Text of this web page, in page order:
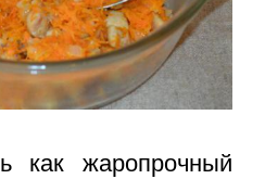
как жаропрочный